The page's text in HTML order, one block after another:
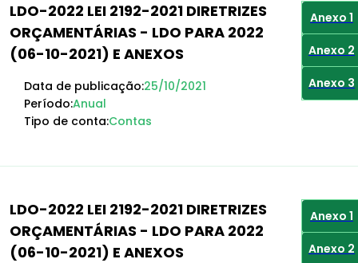
LDO-2022 LEI 2192-2021 DIRETRIZES
ORÇAMENTÁRIAS - LDO PARA 2022
(06-10-2021) E ANEXOS
Data de publicação:25/10/2021
Período:Anual
Tipo de conta:Contas
Anexo 1
Anexo 2
Anexo 3
LDO-2022 LEI 2192-2021 DIRETRIZES
ORÇAMENTÁRIAS - LDO PARA 2022
(06-10-2021) E ANEXOS
Anexo 1
Anexo 2